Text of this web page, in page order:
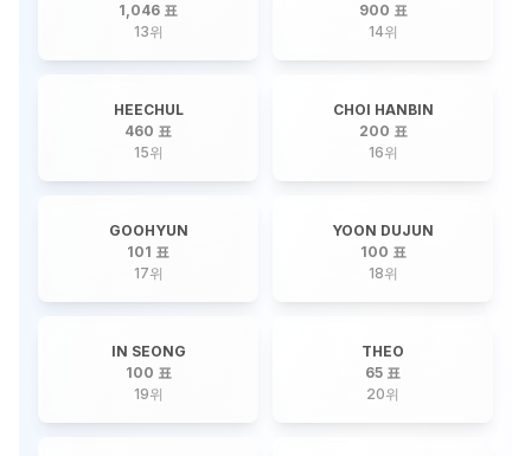
1,046 표
13위
900 표
14위
HEECHUL
460 표
15위
CHOI HANBIN
200 표
16위
GOOHYUN
101 표
17위
YOON DUJUN
100 표
18위
IN SEONG
100 표
19위
THEO
65 표
20위